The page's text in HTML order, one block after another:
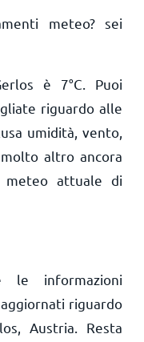
meteo? sei
è 7°C . Puoi
riguardo alle
umidità, vento,
altro ancora
meteo attuale di
le informazioni
riguardo
Austria. Resta